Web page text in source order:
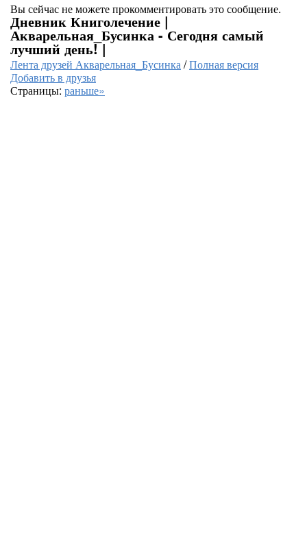
Вы сейчас не можете прокомментировать это сообщение.
Дневник Книголечение |
Акварельная_Бусинка - Сегодня самый
лучший день! |
Лента друзей Акварельная_Бусинка/Полная версия
Добавить в друзья
Страницы: раньше»